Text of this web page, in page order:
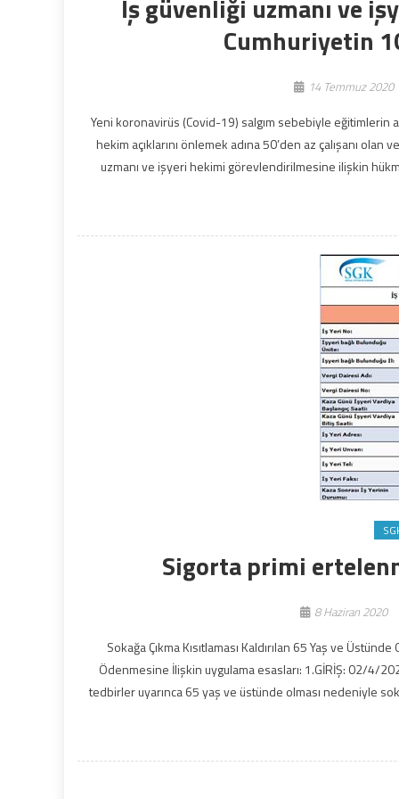
İş güvenliği uzmanı ve
Cumhuriyetin
14 Temmuz 2020
Yeni koronavirüs (Covid-19) salgım sebebiyle eğitimlerin
hekim açıklarını önlemek adına 50’den az çalışanı
uzmanı ve işyeri hekimi görevlendirilmesine ilişkin
Sigorta primi
8 Haziran 2020
Sokağa Çıkma Kısıtlaması Kaldırılan 65 Yaş ve
Ödenmesine İlişkin uygulama esasları: 1.GİRİŞ: 02/4/
tedbirler uyarınca 65 yaş ve üstünde olması nedeniyle